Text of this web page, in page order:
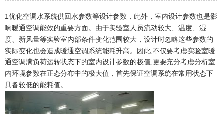
1优化空调水系统供回水参数等设计参数，此外，室内设计参数也是影
响暖通空调能效的重要方面。由于实验室人员流动较大、温度、湿
度、新风量等实验室内部条件变化范围较大，设计时忽略这些参数的
实际变化也会造成暖通空调系统能耗升高。因此,不仅要考虑实验室暖
通空调满负荷运转状态下的室内设计参数的极值,更要充分考虑分析室
内环境参数在正态分布中的极大值，首先保证空调系统在常用状态下
具备较低的能耗值。